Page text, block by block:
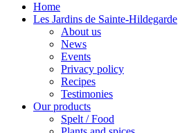
Home
Les Jardins de Sainte-Hildegarde
About us
News
Events
Privacy policy
Recipes
Testimonies
Our products
Spelt / Food